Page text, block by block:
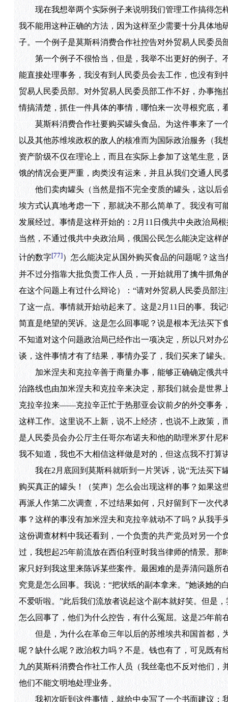
现在我想举两个实际例子来说明我们管理工作搞得怎
我不能用这种正确的方法，因为这样至少需要十分具体
子。一个例子是莫斯科消费合作社控告对外贸易人民委员
第一个例子不很恰当，但是，我举不出更好的例子。
能直接处理事务，我没有到人民委员会去工作，也没有
贸易人民委员部。对外贸易人民委员部工作不好，办事
情搞清楚，抓住一件具体的事情，哪怕来一次寻根究底
莫斯科消费合作社要购买罐头食品。为这件事来了一
以及其他苏维埃政权的敌人的核准而为国际政治服务（
资产阶级不仅在理论上，而且在实际上参加了这笔生意
饿的情况会更严重，肉类没有运来，并且从我们交通人民
他们卖肉罐头（当然是指不完全变质的罐头，这以后
埃方式认真地考虑一下，那就决不那么简单了。我没有
发展经过。事情是这样开始的：2月11日俄共中央政治局
当然，不通过俄共中央政治局，俄国公民怎么能决定这
计的数字[77]）怎么能决定从国外购买食品的问题呢？这
并不过分指靠大批负责工作人员，一开始就用了擒牛抓
在这个问题上有过什么辩论）：“请对外贸易人民委员部
了这一点。事情就开始动起来了。这是2月11日的事。我
简直是绝望的哭诉。这是怎么回事呢？说是根本无法买
不知道对这个问题政治局已经作出一项决定，所以只对
谈，这件事情才有了结果，事情办妥了，我们买来了罐头
加米涅夫和克拉辛善于商量办事，能够正确确定俄共
治路线也由加米涅夫和克拉辛来决定，那我们就会是世
克拉辛拉来——克拉辛正忙于热那亚会议前夕的外交事务
这样工作。这里说不上新，说不上经济，也说不上政策
是人民委员会办公厅主任哥尔布诺夫和他的助理米罗什
我不知道，我也不大相信这样做是对的，但这点我不打
我在2月底回到莫斯科就听到一片哭诉，说“无法买下
购买真正的罐头！（笑声）怎么会出现这样的事？如果
再派人作第二次调查，不过结果如何，只好留到下一次
事？这样的事没有加米涅夫和克拉辛就动不了吗？从我
这份调查材料中我还看到，一个负责的共产党员对另一个
过，我想起25年前流放在西伯利亚时我当律师的情景。
家只好到我这里来陈诉某些案件。最困难的是弄清问题
究竟是怎么回事。我说：“把状纸的副本拿来。”她谈她的
不爱听啦。”此后我们流放者说起这个副本就好笑。但是
怎么回事了，他们为什么控告，有什么冤屈。这是25年
但是，为什么在革命三年以后的苏维埃共和国首都，
呢？缺什么呢？政治权力吗？不是。钱也有了，可见既
九的莫斯科消费合作社工作人员（我丝毫也不反对他们
他们不能文明地处理业务。
我初次听到这件事情，就给中央写了一个书面建议：